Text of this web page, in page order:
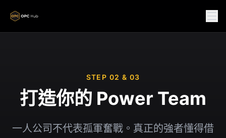
STEP 02 & 03
打造你的 Power Team
一人公司不代表孤軍奮戰。真正的強者懂得借